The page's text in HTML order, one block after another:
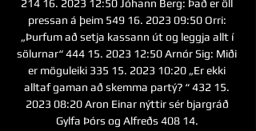
214 16. 2023 12:50 Jóhann Berg: Það er öll
pressan á þeim 549 16. 2023 09:50 Orri:
„Þurfum að setja kassann út og leggja allt í
sölurnar“ 444 15. 2023 12:50 Arnór Sig: Miði
er möguleiki 335 15. 2023 10:20 „Er ekki
alltaf gaman að skemma partý? “ 432 15.
2023 08:20 Aron Einar nýttir sér bjargráð
Gylfa Þórs og Alfreðs 408 14.